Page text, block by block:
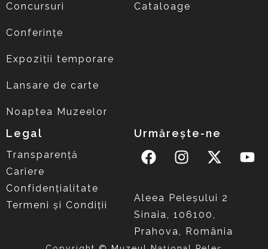
Concursuri
Conferințe
Expoziții temporare
Lansare de carte
Noaptea Muzeelor
Cataloage
Legal
Transparență
Cariere
Confidențialitate
Termeni și Condiții
Urmărește-ne
Aleea Peleşului 2
Sinaia, 106100,
Prahova, România